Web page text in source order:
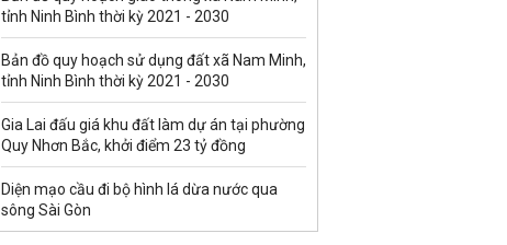
tỉnh Ninh Bình thời kỳ 2021 - 2030
Bản đồ quy hoạch sử dụng đất xã Nam Minh,
tỉnh Ninh Bình thời kỳ 2021 - 2030
Gia Lai đấu giá khu đất làm dự án tại phường
Quy Nhơn Bắc, khởi điểm 23 tỷ đồng
Diện mạo cầu đi bộ hình lá dừa nước qua
sông Sài Gòn